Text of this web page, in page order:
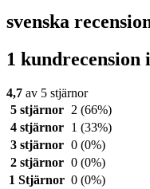
svenska
1 kundrecension
4,7 av 5 stjärnor
5 stjärnor
2 (66%)
4 stjärnor
1 (33%)
3 stjärnor 0 (0%)
2 stjärnor 0 (0%)
1 Stjärnor 0 (0%)